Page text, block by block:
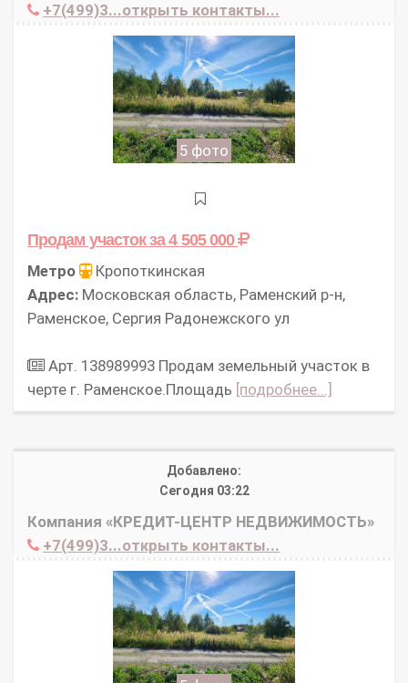
+7(499)3...открыть контакты...
5 фото
Продам участокза 4 505 000
Метро
Кропоткинская
Адрес: Московская область, Раменский р-н,
Раменское, Сергия Радонежского ул
Арт. 138989993 Продам земельный участок в
черте г. Раменское.Площадь [подробнее...]
Добавлено:
Сегодня 03:22
Компания «КРЕДИТ-ЦЕНТР НЕДВИЖИМОСТЬ»
+7(499)3...открыть контакты...